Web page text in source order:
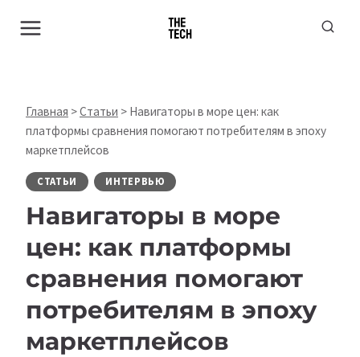
Главная >Статьи > Навигаторы в море цен: как
платформы сравнения помогают потребителям в эпоху
маркетплейсов
СТАТЬИ ИНТЕРВЬЮ
Навигаторы в море
цен: как платформы
сравнения помогают
потребителям в эпоху
маркетплейсов